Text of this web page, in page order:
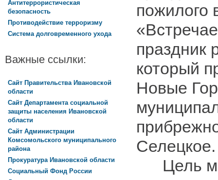
пожилого
праздник
который
Новые
Селецкое.
Цель
Антитеррористическая
безопасность
Противодействие терроризму
Система долговременного ухода
Важные ссылки:
Сайт Правительства Ивановской
области
Сайт Департамента социальной
защиты населения Ивановской
области
Сайт Администрации
Комсомольского муниципального
района
Прокуратура Ивановской области
Социальный Фонд России